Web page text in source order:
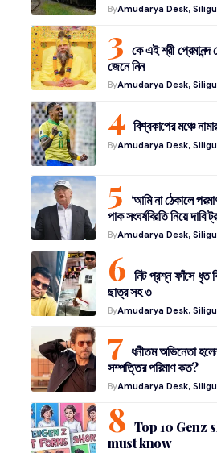
ByAmudarya Desk,
কে এই শ্রী প্রেমানন্দ
জেনে নিন
ByAmudarya Desk,
বিশ্বকাপের মঞ্চে
ByAmudarya Desk,
‘আমি না ঠেকালে
পাক সংঘর্ষবিরতি নিয়ে দাবি
ByAmudarya Desk,
নিট প্রশ্ন ফাঁসে ধৃত
ছাত্র সহ ৩
ByAmudarya Desk,
ধনীতম অভিনেতা
সম্পত্তির পরিমাণ কত?
ByAmudarya Desk,
Top 10 Genz
must know